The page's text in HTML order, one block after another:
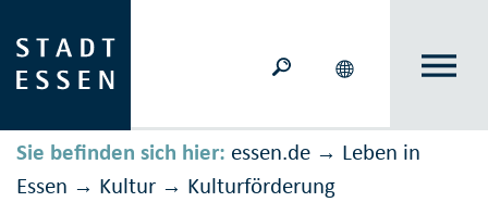
Sie befinden sich hier: essen.de → Leben in
Essen → Kultur → Kultur­förderung